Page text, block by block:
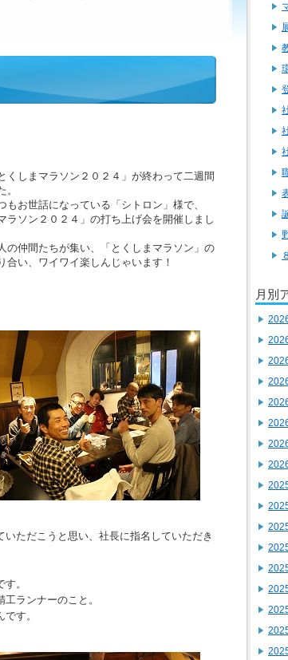
くしまマラソン２０２４」が終わって二週間
。
もお世話になっている「シトロン」様で、
ラソン２０２４」の打ち上げ会を開催しまし
の仲間たちが集い、「とくしまマラソン」の
合い、ワイワイ楽しんじゃいます！
ただこうと思い、社長に指名していただき
。
ランナーのこと。
す。
月別